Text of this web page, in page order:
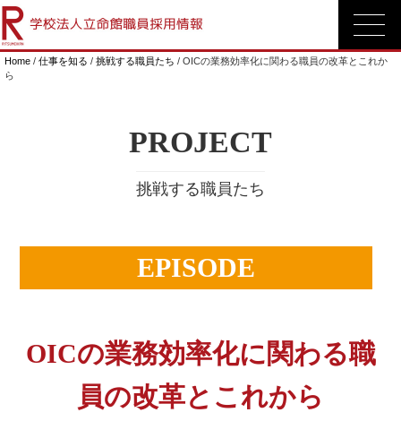
Home / 仕事を知る / 挑戦する職員たち / OICの業務効率化に関わる職員の改革とこれか
ら
PROJECT
挑戦する職員たち
EPISODE
OICの業務効率化に関わる職
員の改革とこれから